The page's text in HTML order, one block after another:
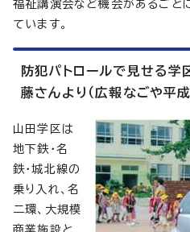
福祉講演会など機会があるごと
ています。
防犯パトロールで見せる
藤さんより（広報なごや平
山田学区は
地下鉄・名
鉄・城北線の
乗り入れ、名
二環、大規模